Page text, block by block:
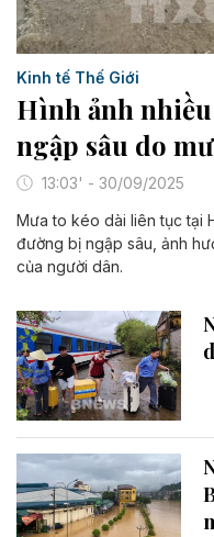
Kinh tế Thế Giới
Hình ảnh
ngập sâu do
13:03' - 30/09/2025
Mưa to kéo dài liên tục tại
đường bị ngập sâu, ảnh
của người dân.